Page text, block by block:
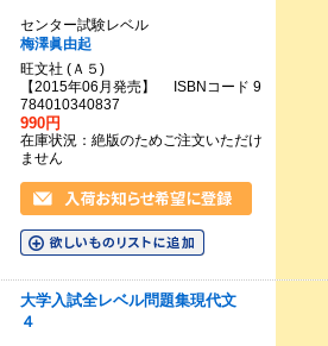
センター試験レベル
梅澤眞由起
旺文社 (Ａ５)
【2015年06月発売】 ISBNコード 9
784010340837
990円
在庫状況：絶版のためご注文いただけ
ません
大学入試全レベル問題集現代文
４